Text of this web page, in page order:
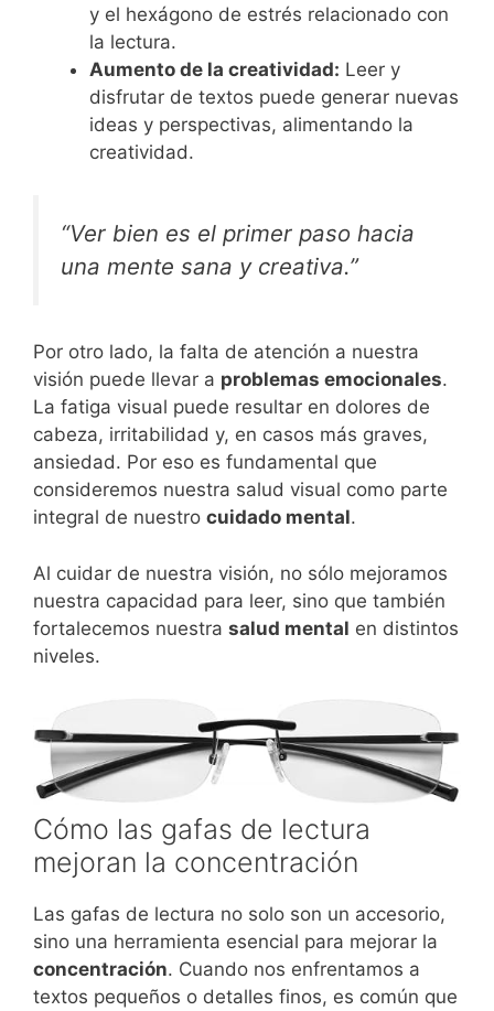
y el hexágono de estrés relacionado con
la lectura.
Aumento de la creatividad: Leer y
disfrutar de textos puede generar nuevas
ideas y perspectivas, alimentando la
creatividad.
“Ver bien es el primer paso hacia
una mente sana y creativa.”
Por otro lado, la falta de atención a nuestra
visión puede llevar a problemas emocionales.
La fatiga visual puede resultar en dolores de
cabeza, irritabilidad y, en casos más graves,
ansiedad. Por eso es fundamental que
consideremos nuestra salud visual como parte
integral de nuestro cuidado mental.
Al cuidar de nuestra visión, no sólo mejoramos
nuestra capacidad para leer, sino que también
fortalecemos nuestra salud mental en distintos
niveles.
Cómo las gafas de lectura
mejoran la concentración
Las gafas de lectura no solo son un accesorio,
sino una herramienta esencial para mejorar la
concentración. Cuando nos enfrentamos a
textos pequeños o detalles finos, es común que